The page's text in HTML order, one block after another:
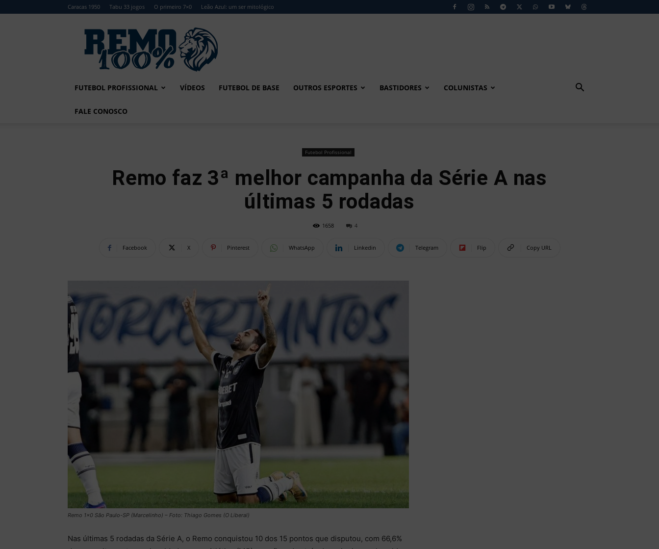
Caracas 1950 Tabu 33 jogos O primeiro 7×0 Leão Azul: um ser mitológico
Remo
FUTEBOL PROFISSIONAL VÍDEOS FUTEBOL DE BASE OUTROS ESPORTES BASTIDORES COLUNISTAS
FALE CONOSCO
Futebol Profissional
Remo faz 3ª melhor campanha da Série A nas
últimas 5 rodadas
1658 4
Facebook X Pinterest WhatsApp Linkedin Telegram Flip Copy URL
Remo 1×0 São Paulo-SP (Marcelinho) – Foto: Thiago Gomes (O Liberal)
Nas últimas 5 rodadas da Série A, o Remo conquistou 10 dos 15 pontos que disputou, com 66,6%